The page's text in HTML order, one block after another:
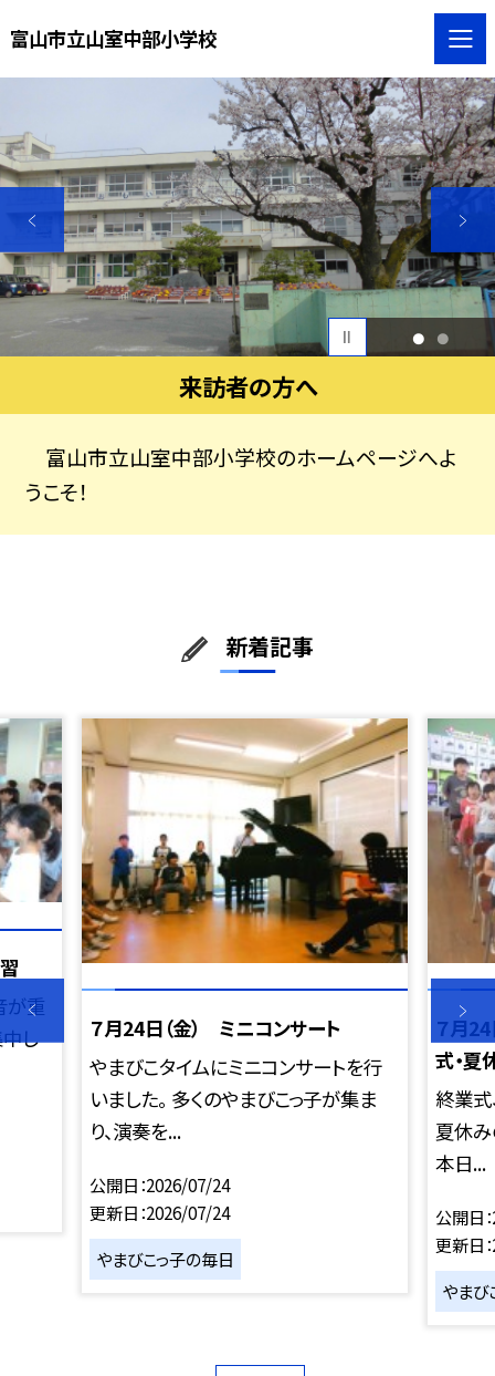
富山市立山室中部小学校
1 2
来訪者の方へ
富山市立山室中部小学校のホームページへよ
うこそ！
新着記事
が重
し
７月24日（金） ミニコンサート
やまびこタイムにミニコンサートを行
いました。 多くのやまびこっ子が集ま
り、演奏を...
公開日 2026/07/24
更新日 2026/07/24
やまびこっ子の毎日
７月
式・夏
終業式
夏休み
本日...
公開日
更新日
やまび